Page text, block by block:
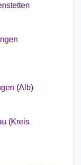
(Alb)
(Kreis